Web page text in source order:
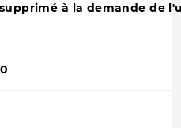
à la demande de